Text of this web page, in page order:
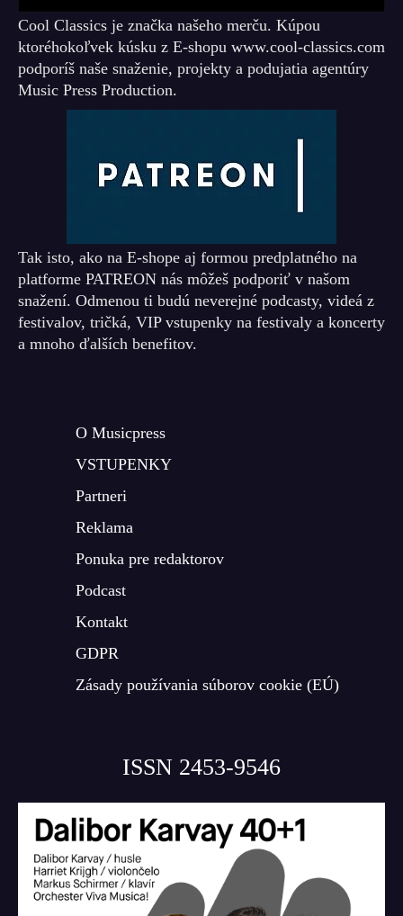
Cool Classics je značka našeho merču. Kúpou
ktoréhokoľvek kúsku z E-shopu www.cool-classics.com
podporíš naše snaženie, projekty a podujatia agentúry
Music Press Production.
Tak isto, ako na E-shope aj formou predplatného na
platforme PATREON nás môžeš podporiť v našom
snažení. Odmenou ti budú neverejné podcasty, videá z
festivalov, tričká, VIP vstupenky na festivaly a koncerty
a mnoho ďalších benefitov.
O Musicpress
VSTUPENKY
Partneri
Reklama
Ponuka pre redaktorov
Podcast
Kontakt
GDPR
Zásady používania súborov cookie (EÚ)
ISSN 2453-9546